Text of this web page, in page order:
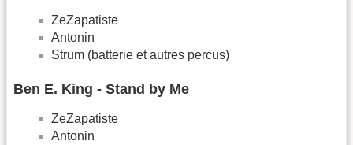
ZeZapatiste
Antonin
Strum (batterie et autres percus)
Ben E. King - Stand by Me
ZeZapatiste
Antonin